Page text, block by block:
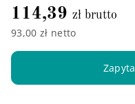
114,39 zł brutto
93,00 zł netto